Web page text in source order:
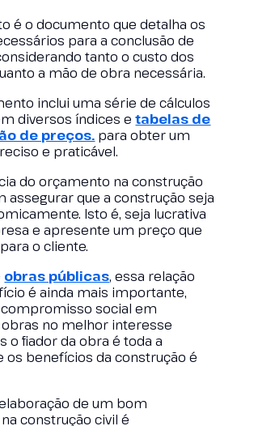
é o documento que detalha os
para a conclusão de
tanto o custo dos
a mão de obra necessária.
inclui uma série de cálculos
diversos índices etabelas de
de preços. para obter um
e praticável.
do orçamento na construção
assegurar que a construção seja
Isto é, seja lucrativa
e apresente um preço que
o cliente.
obras públicas, essa relação
é ainda mais importante,
social em
no melhor interesse
o fiador da obra é toda a
os benefícios da construção é
de um bom
construção civil é